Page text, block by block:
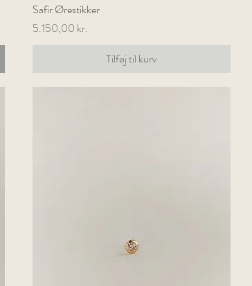
Safir Ørestikker
Pris
5.150,00 kr.
Tilføj til kurv